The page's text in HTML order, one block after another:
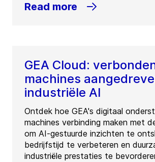
Read more
GEA Cloud:
machines
industriële AI
Ontdek hoe GEA's digitaal
machines verbinding maken met
om AI-gestuurde inzichten te
bedrijfstijd te verbeteren en
industriële prestaties te